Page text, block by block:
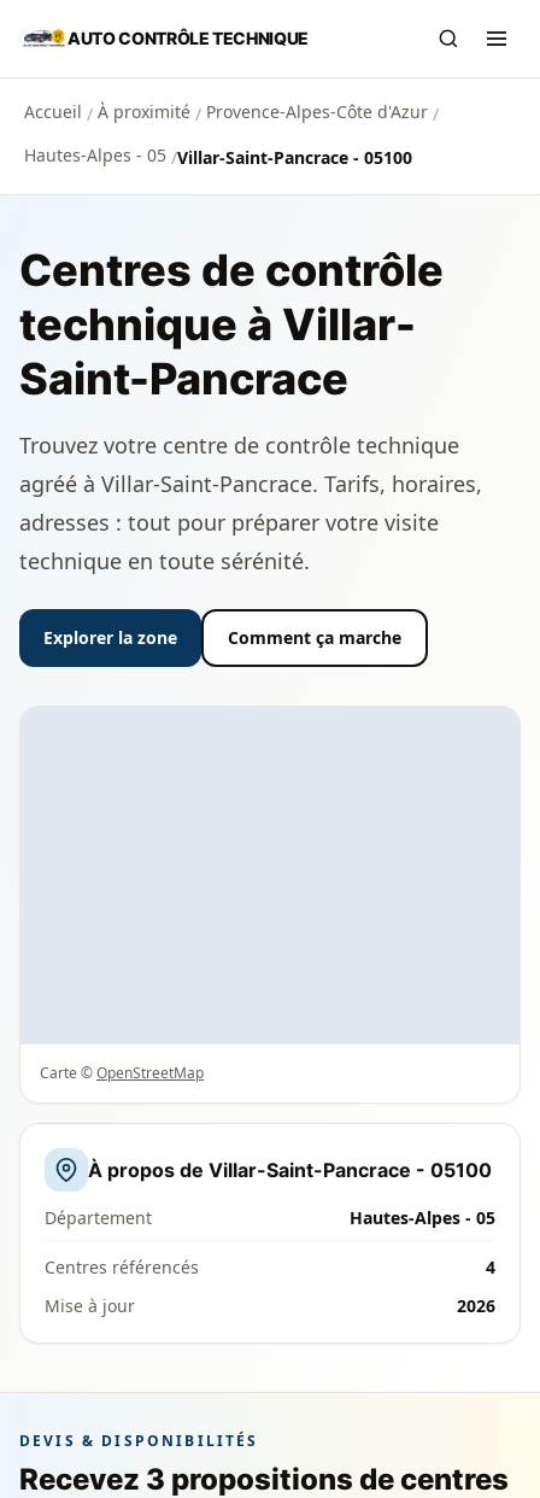
Aller au contenu principal
AUTO CONTRÔLE TECHNIQUE
Accueil / À proximité / Provence-Alpes-Côte d'Azur /
Hautes-Alpes - 05 /Villar-Saint-Pancrace - 05100
Centres de contrôle
technique à Villar-
Saint-Pancrace
Trouvez votre centre de contrôle technique
agréé à Villar-Saint-Pancrace. Tarifs, horaires,
adresses : tout pour préparer votre visite
technique en toute sérénité.
Explorer la zone Comment ça marche
Carte ©OpenStreetMap
À propos de Villar-Saint-Pancrace - 05100
Département Hautes-Alpes - 05
Centres référencés
4
Mise à jour
2026
DEVIS & DISPONIBILITÉS
Recevez 3 propositions de centres